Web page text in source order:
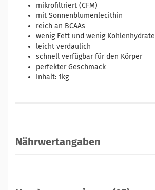
mikrofiltriert (CFM)
mit Sonnenblumenlecithin
reich an BCAAs
wenig Fett und wenig Kohlenhydrate
leicht verdaulich
schnell verfügbar für den Körper
perfekter Geschmack
Inhalt: 1kg
Nährwertangaben